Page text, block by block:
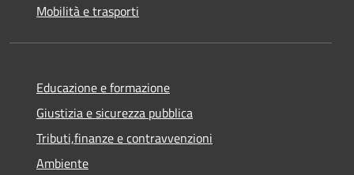
Mobilità e trasporti
Educazione e formazione
Giustizia e sicurezza pubblica
Tributi,finanze e contravvenzioni
Ambiente